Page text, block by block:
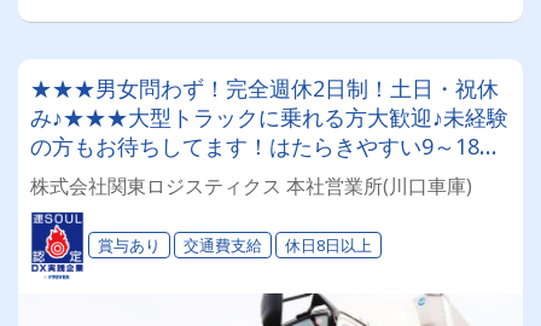
★★★男女問わず！完全週休2日制！土日・祝休
み♪★★★大型トラックに乗れる方大歓迎♪未経験
の方もお待ちしてます！はたらきやすい9～18
時！年間休日110日以上★【「配車スタッフ」募
集！女性スタッフも活躍中です♪】
株式会社関東ロジスティクス 本社営業所(川口車庫)
賞与あり 交通費支給 休日8日以上